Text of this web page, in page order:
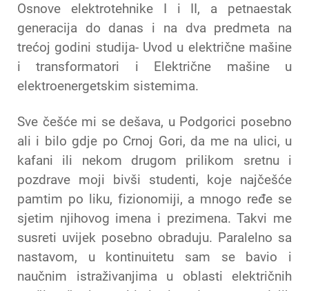
Osnove elektrotehnike I i II, a petnaestak
generacija do danas i na dva predmeta na
trećoj godini studija- Uvod u električne mašine
i transformatori i Električne mašine u
elektroenergetskim sistemima.
Sve češće mi se dešava, u Podgorici posebno
ali i bilo gdje po Crnoj Gori, da me na ulici, u
kafani ili nekom drugom prilikom sretnu i
pozdrave moji bivši studenti, koje najčešće
pamtim po liku, fizionomiji, a mnogo ređe se
sjetim njihovog imena i prezimena. Takvi me
susreti uvijek posebno obraduju. Paralelno sa
nastavom, u kontinuitetu sam se bavio i
naučnim istraživanjima u oblasti električnih